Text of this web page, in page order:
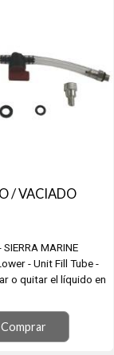
/ VACIADO
MARINE
- Unit Fill Tube -
o quitar el líquido en
o rellenado de la
los pomos de 10oz.
Comprar